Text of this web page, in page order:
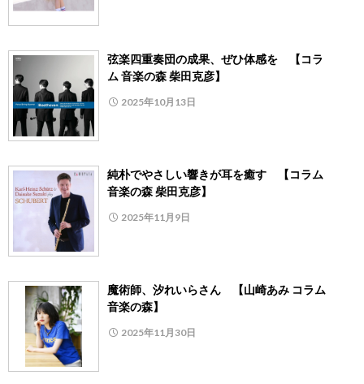
弦楽四重奏団の成果、ぜひ体感を 【コラ
ム 音楽の森 柴田克彦】
2025年10月13日
純朴でやさしい響きが耳を癒す 【コラム
音楽の森 柴田克彦】
2025年11月9日
魔術師、汐れいらさん 【山崎あみ コラム
音楽の森】
2025年11月30日